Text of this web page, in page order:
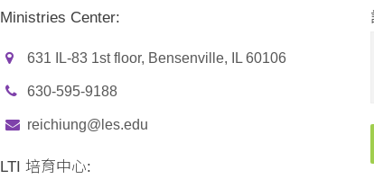
Ministries Center:
631 IL-83 1st floor, Bensenville, IL 60106
630-595-9188
reichiung@les.edu
LTI 培育中心: